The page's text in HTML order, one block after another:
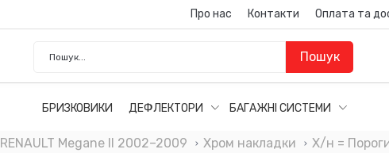
Про нас Контакти Оплата та
Пошук
БРИЗКОВИКИ ДЕФЛЕКТОРИ БАГАЖНІ СИСТЕМИ
RENAULT Megane II 2002–2009 Хром накладки
Х/н =